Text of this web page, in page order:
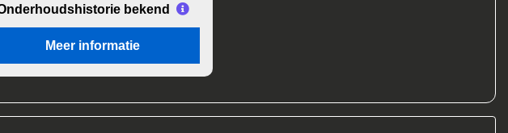
historie bekend
Meer informatie